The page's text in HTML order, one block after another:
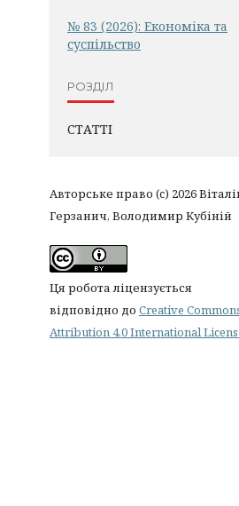
№ 83 (2026): Економіка та
суспільство
РОЗДІЛ
СТАТТІ
Авторське право (c) 2026
Герзанич, Володимир Кубіній
Ця робота ліцензується
відповідно до Creative
Attribution 4.0 International